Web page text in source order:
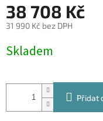
38 708 Kč
31 990 Kč bez DPH
cena:
Skladem
Přidat